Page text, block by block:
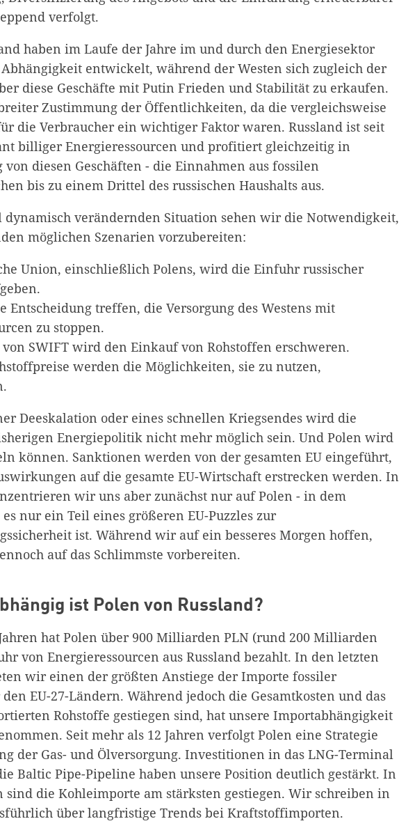
verfolgt.
haben im Laufe der Jahre im und durch den Energiesektor
entwickelt, während der Westen sich zugleich der
diese Geschäfte mit Putin Frieden und Stabilität zu erkaufen.
Zustimmung der Öffentlichkeiten, da die vergleichsweise
die Verbraucher ein wichtiger Faktor waren. Russland ist seit
billiger Energieressourcen und profitiert gleichzeitig in
diesen Geschäften - die Einnahmen aus fossilen
bis zu einem Drittel des russischen Haushalts aus.
verändernden Situation sehen wir die Notwendigkeit,
möglichen Szenarien vorzubereiten:
Union, einschließlich Polens, wird die Einfuhr russischer
Entscheidung treffen, die Versorgung des Westens mit
zu stoppen.
SWIFT wird den Einkauf von Rohstoffen erschweren.
werden die Möglichkeiten, sie zu nutzen,
Deeskalation oder eines schnellen Kriegsendes wird die
Energiepolitik nicht mehr möglich sein. Und Polen wird
können. Sanktionen werden von der gesamten EU eingeführt,
auf die gesamte EU-Wirtschaft erstrecken werden. In
wir uns aber zunächst nur auf Polen - in dem
es nur ein Teil eines größeren EU-Puzzles zur
ist. Während wir auf ein besseres Morgen hoffen,
auf das Schlimmste vorbereiten.
ist Polen von Russland?
hat Polen über 900 Milliarden PLN (rund 200 Milliarden
von Energieressourcen aus Russland bezahlt. In den letzten
wir einen der größten Anstiege der Importe fossiler
EU-27-Ländern. Während jedoch die Gesamtkosten und das
Rohstoffe gestiegen sind, hat unsere Importabhängigkeit
Seit mehr als 12 Jahren verfolgt Polen eine Strategie
der Gas- und Ölversorgung. Investitionen in das LNG-Terminal
Baltic Pipe-Pipeline haben unsere Position deutlich gestärkt. In
sind die Kohleimporte am stärksten gestiegen. Wir schreiben in
über langfristige Trends bei Kraftstoffimporten.